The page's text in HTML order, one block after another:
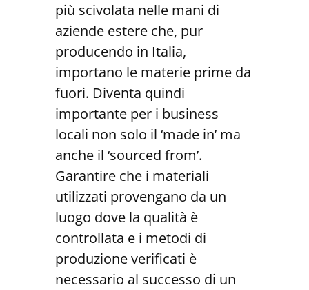
più scivolata nelle mani di
aziende estere che, pur
producendo in Italia,
importano le materie prime da
fuori. Diventa quindi
importante per i business
locali non solo il ‘made in’ ma
anche il ‘sourced from’.
Garantire che i materiali
utilizzati provengano da un
luogo dove la qualità è
controllata e i metodi di
produzione verificati è
necessario al successo di un